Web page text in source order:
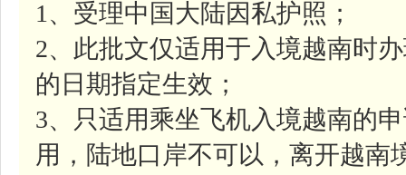
1、受理中国大陆因私护照；
2、此批文仅适用于入境越南时
的日期指定生效；
3、只适用乘坐飞机入境越南的
用，陆地口岸不可以，离开越南